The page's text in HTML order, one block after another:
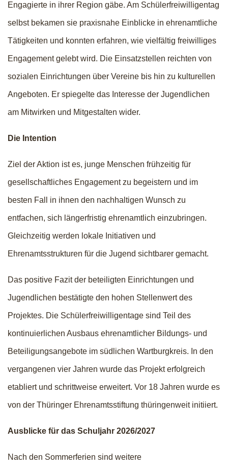
Engagierte in ihrer Region gäbe. Am Schülerfreiwilligentag
selbst bekamen sie praxisnahe Einblicke in ehrenamtliche
Tätigkeiten und konnten erfahren, wie vielfältig freiwilliges
Engagement gelebt wird. Die Einsatzstellen reichten von
sozialen Einrichtungen über Vereine bis hin zu kulturellen
Angeboten. Er spiegelte das Interesse der Jugendlichen
am Mitwirken und Mitgestalten wider.
Die Intention
Ziel der Aktion ist es, junge Menschen frühzeitig für
gesellschaftliches Engagement zu begeistern und im
besten Fall in ihnen den nachhaltigen Wunsch zu
entfachen, sich längerfristig ehrenamtlich einzubringen.
Gleichzeitig werden lokale Initiativen und
Ehrenamtsstrukturen für die Jugend sichtbarer gemacht.
Das positive Fazit der beteiligten Einrichtungen und
Jugendlichen bestätigte den hohen Stellenwert des
Projektes. Die Schülerfreiwilligentage sind Teil des
kontinuierlichen Ausbaus ehrenamtlicher Bildungs- und
Beteiligungsangebote im südlichen Wartburgkreis. In den
vergangenen vier Jahren wurde das Projekt erfolgreich
etabliert und schrittweise erweitert. Vor 18 Jahren wurde es
von der Thüringer Ehrenamtsstiftung thüringenweit initiiert.
Ausblicke für das Schuljahr 2026/2027
Nach den Sommerferien sind weitere